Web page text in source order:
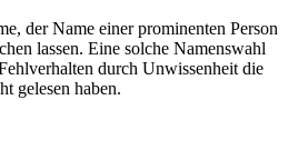
der Name einer prominenten Person
lassen. Eine solche Namenswahl
durch Unwissenheit die
gelesen haben.